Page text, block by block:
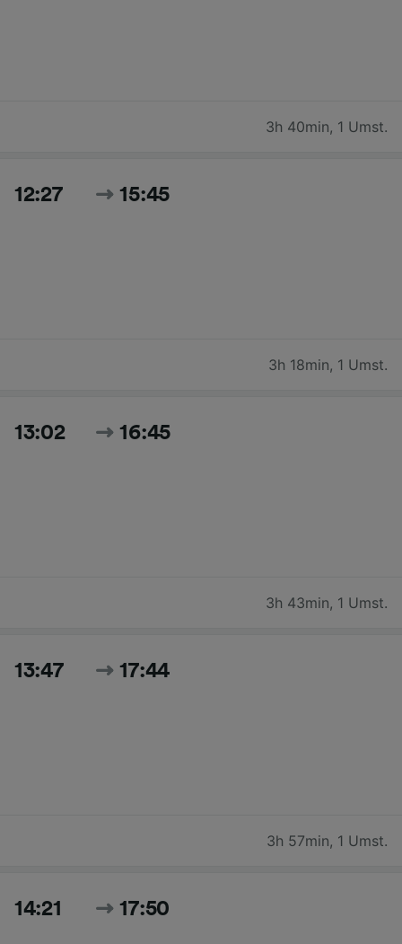
3h 40min, 1 Umst.
12:27 15:45
3h 18min, 1 Umst.
13:02 16:45
3h 43min, 1 Umst.
13:47 17:44
3h 57min, 1 Umst.
14:21 17:50